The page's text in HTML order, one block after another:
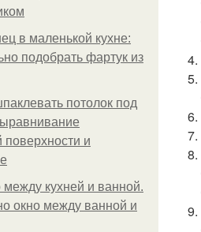
в маленькой кухне:
подобрать фартук из
потолок под
поверхности и
между кухней и ванной.
окно между ванной и